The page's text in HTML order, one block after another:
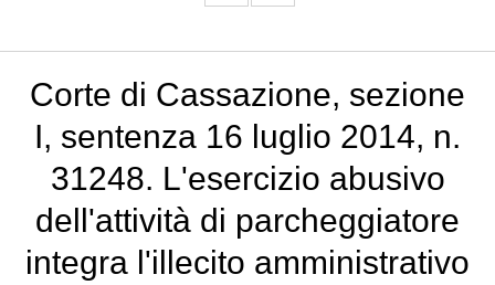
Corte di Cassazione, sezione
I, sentenza 16 luglio 2014, n.
31248. L'esercizio abusivo
dell'attività di parcheggiatore
integra l'illecito amministrativo